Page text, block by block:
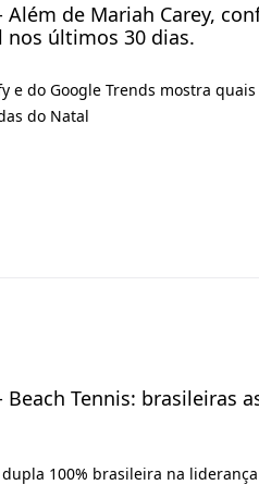
Além de Mariah Carey,
nos últimos 30 dias.
e do Google Trends mostra
do Natal
Beach Tennis: brasileiras
100% brasileira na